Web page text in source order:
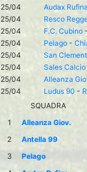
25/04
Audax Rufina
25/04
Resco
25/04
F.C. Cubino -
25/04
Pelago -
25/04
San
25/04
Sales Calcio
25/04
Alleanza
25/04
Ludus 90 -
SQUADRA
1
Alleanza Giov.
2
Antella 99
3
Pelago